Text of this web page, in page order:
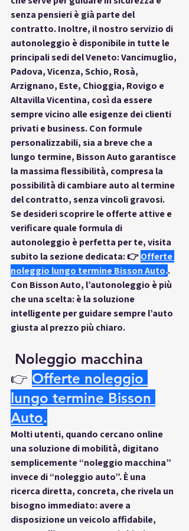
senza pensieri è già parte del
contratto. Inoltre, il nostro servizio di
autonoleggio è disponibile in tutte le
principali sedi del Veneto: Vancimuglio,
Padova, Vicenza, Schio, Rosà,
Arzignano, Este, Chioggia, Rovigo e
Altavilla Vicentina, così da essere
sempre vicino alle esigenze dei clienti
privati e business. Con formule
personalizzabili, sia a breve che a
lungo termine, Bisson Auto garantisce
la massima flessibilità, compresa la
possibilità di cambiare auto al termine
del contratto, senza vincoli gravosi.
Se desideri scoprire le offerte attive e
verificare quale formula di
autonoleggio è perfetta per te, visita
subito la sezione dedicata: 👉Offerte
noleggio lungo termine Bisson Auto..
Con Bisson Auto, l’autonoleggio è più
che una scelta: è la soluzione
intelligente per guidare sempre l’auto
giusta al prezzo più chiaro.
Noleggio macchina
👉 Offerte noleggio
lungo termine Bisson
Auto.
Molti utenti, quando cercano online
una soluzione di mobilità, digitano
semplicemente “noleggio macchina”
invece di “noleggio auto”. È una
ricerca diretta, concreta, che rivela un
bisogno immediato: avere a
disposizione un veicolo affidabile,